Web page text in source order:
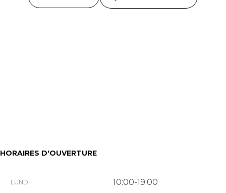
HORAIRES D'OUVERTURE
LUNDI 10:00-19:00